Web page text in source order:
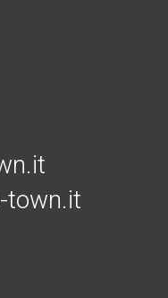
town.it